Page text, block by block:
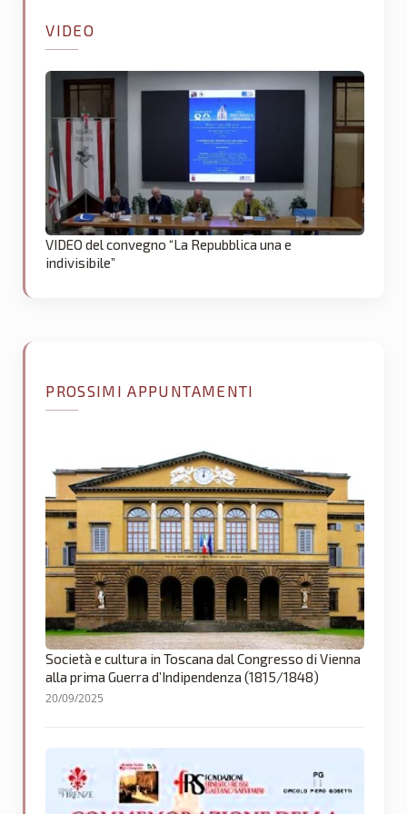
VIDEO
VIDEO del convegno “La Repubblica una e
indivisibile”
PROSSIMI APPUNTAMENTI
Società e cultura in Toscana dal Congresso di Vienna
alla prima Guerra d’Indipendenza (1815/1848)
20/09/2025